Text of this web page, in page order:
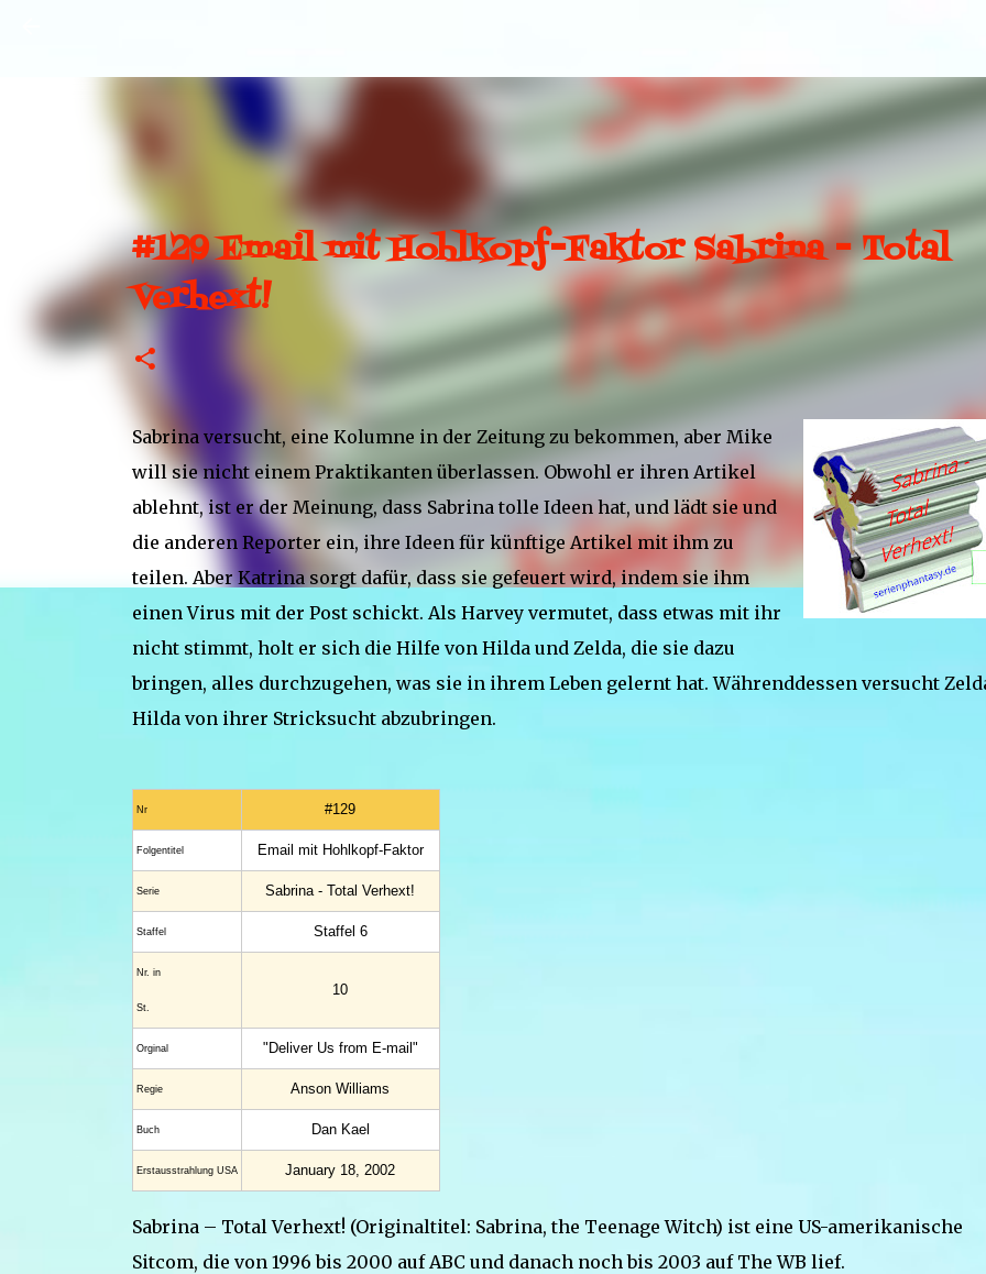
#129 Email mit Hohlkopf-Faktor Sabrina - Total
Verhext!
Sabrina versucht, eine Kolumne in der Zeitung zu bekommen, aber Mike
will sie nicht einem Praktikanten überlassen. Obwohl er ihren Artikel
ablehnt, ist er der Meinung, dass Sabrina tolle Ideen hat, und lädt sie und
die anderen Reporter ein, ihre Ideen für künftige Artikel mit ihm zu
teilen. Aber Katrina sorgt dafür, dass sie gefeuert wird, indem sie ihm
einen Virus mit der Post schickt. Als Harvey vermutet, dass etwas mit ihr
nicht stimmt, holt er sich die Hilfe von Hilda und Zelda, die sie dazu
bringen, alles durchzugehen, was sie in ihrem Leben gelernt hat. Währenddessen versucht
Hilda von ihrer Stricksucht abzubringen.
Nr #129
Folgentitel Email mit Hohlkopf-Faktor
Serie Sabrina - Total Verhext!
Staffel Staffel 6
Nr. in
St.
10
Orginal "Deliver Us from E-mail"
Regie Anson Williams
Buch Dan Kael
Erstaus­strahlung USA January 18, 2002
Sabrina – Total Verhext! (Originaltitel: Sabrina, the Teenage Witch) ist eine US-amerikanische
Sitcom, die von 1996 bis 2000 auf ABC und danach noch bis 2003 auf The WB lief.